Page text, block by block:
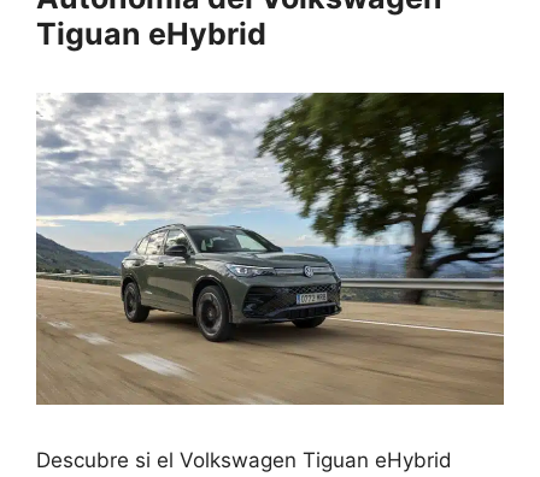
Tiguan eHybrid
Descubre si el Volkswagen Tiguan eHybrid